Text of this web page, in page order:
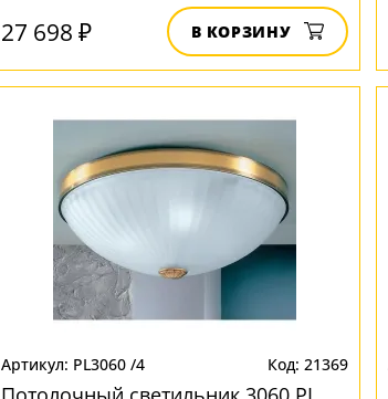
27 698 ₽ В КОРЗИНУ
PL3060 /4 21369